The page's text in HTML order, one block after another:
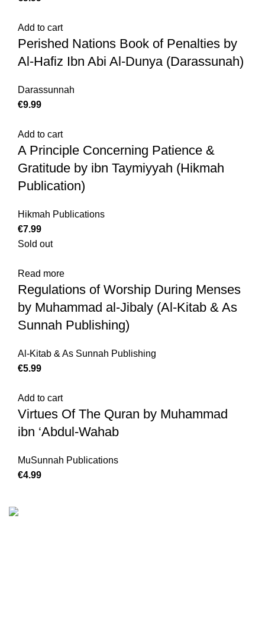
Add to cart
Perished Nations Book of Penalties by
Al-Hafiz Ibn Abi Al-Dunya (Darassunah)
Darassunnah
€
Add to cart
A Principle Concerning Patience &
Gratitude by ibn Taymiyyah (Hikmah
Publication)
Hikmah Publications
€
Sold out
Read more
Regulations of Worship During Menses
by Muhammad al-Jibaly (Al-Kitab & As
Sunnah Publishing)
Al-Kitab & As Sunnah Publishing
€
Add to cart
Virtues Of The Quran by Muhammad
ibn ‘Abdul-Wahab
MuSunnah Publications
€